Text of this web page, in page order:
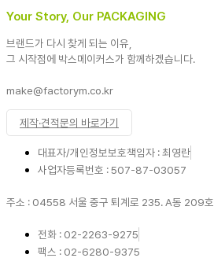
Your Story, Our PACKAGING
브랜드가 다시 찾게 되는 이유,
그 시작점에 박스메이커스가 함께하겠습니다.
make@factorym.co.kr
제작·견적문의 바로가기
대표자/개인정보보호책임자 : 최영란
사업자등록번호 : 507-87-03057
주소 : 04558 서울 중구 퇴계로 235. A동 209호
전화 : 02-2263-9275
팩스 : 02-6280-9375